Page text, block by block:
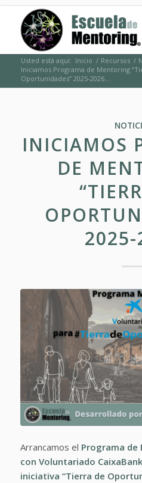
Usted está aquí: Inicio / Recursos /
Iniciamos Programa de Mentoring
Oportunidades” 2025-2026...
INICIAMOS
DE
2025-
Arrancamos el Programa de
con Voluntariado CaixaBank
iniciativa “Tierra de